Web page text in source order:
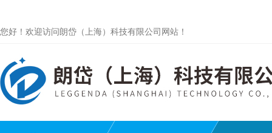
您好！欢迎访问朗岱（上海）科技有限公司网站！